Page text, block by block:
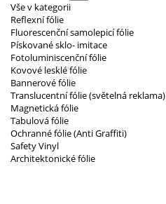
Vše v kategorii
Reflexní fólie
Fluorescenční samolepicí fólie
Pískované sklo- imitace
Fotoluminiscenční fólie
Kovové lesklé fólie
Bannerové fólie
Translucentní fólie (světelná reklama)
Magnetická fólie
Tabulová fólie
Ochranné fólie (Anti Graffiti)
Safety Vinyl
Architektonické fólie